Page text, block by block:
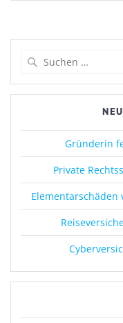
Gründerin
Private
Elementarschäden